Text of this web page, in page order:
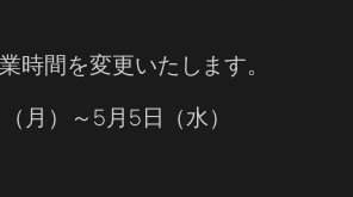
時間を変更いたします。
月）～5月5日（水）